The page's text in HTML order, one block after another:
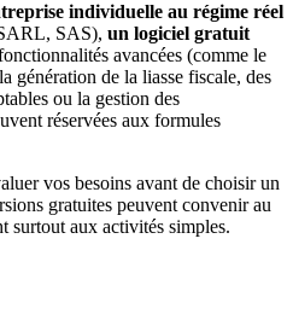
individuelle au régime réel
SAS), un logiciel gratuit
avancées (comme le
génération de la liasse fiscale, des
ou la gestion des
réservées aux formules
vos besoins avant de choisir un
gratuites peuvent convenir au
surtout aux activités simples.